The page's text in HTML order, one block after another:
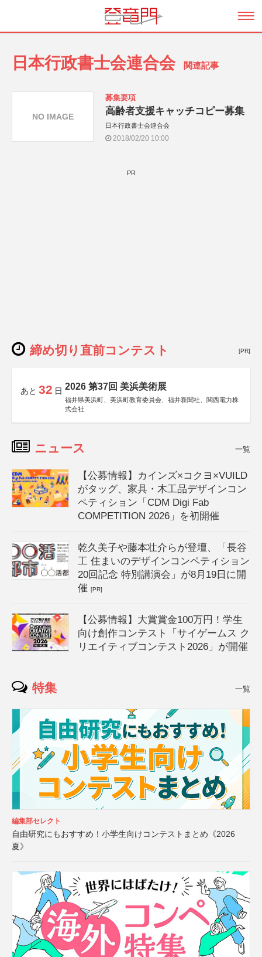
日本行政書士会連合会 関連記事
募集要項
高齢者支援キャッチコピー募集
日本行政書士会連合会
2018/02/20 10:00
NO IMAGE
PR
締め切り直前コンテスト [PR]
あと 32 日 2026 第37回 美浜美術展
福井県美浜町、美浜町教育委員会、福井新聞社、関西電力株
式会社
ニュース 一覧
【公募情報】カインズ×コクヨ×VUILD
がタッグ、家具・木工品デザインコン
ペティション「CDM Digi Fab
COMPETITION 2026」を初開催
乾久美子や藤本壮介らが登壇、「長谷
工 住まいのデザインコンペティション
20回記念 特別講演会」が8月19日に開
催[PR]
【公募情報】大賞賞金100万円！学生
向け創作コンテスト「サイゲームス ク
リエイティブコンテスト2026」が開催
特集 一覧
編集部セレクト
自由研究にもおすすめ！小学生向けコンテストまとめ《2026
夏》